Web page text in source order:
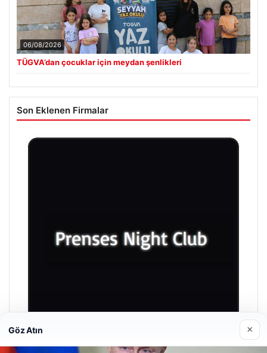
06/08/2026
TÜGVA’dan çocuklar için meydan şenlikleri
Son Eklenen Firmalar
Göz Atın ×